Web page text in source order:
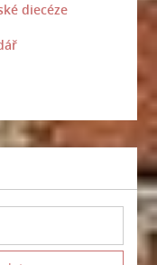
diecéze